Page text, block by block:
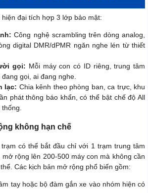
đại tích hợp 3 lớp bảo mật:
Công nghệ scrambling trên dòng analog,
digital DMR/dPMR ngăn nghe lén từ thiết
gọi: Mỗi máy con có ID riêng, trung tâm
gọi, ai đang nghe.
lạc: Chia kênh theo phòng ban, ca trực, khu
phát thông báo khẩn, có thể bật chế độ All
không hạn chế
có thể bắt đầu chỉ với 1 trạm trung tâm
rộng lên 200-500 máy con mà không cần
Các kịch bản mở rộng phổ biến gồm:
tay hoặc bộ đàm gắn xe vào nhóm hiện có